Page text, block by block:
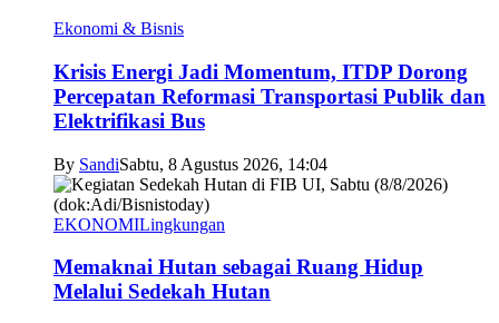
Ekonomi & Bisnis
Krisis Energi Jadi Momentum, ITDP Dorong
Percepatan Reformasi Transportasi Publik dan
Elektrifikasi Bus
By SandiSabtu, 8 Agustus 2026, 14:04
EKONOMILingkungan
Memaknai Hutan sebagai Ruang Hidup
Melalui Sedekah Hutan